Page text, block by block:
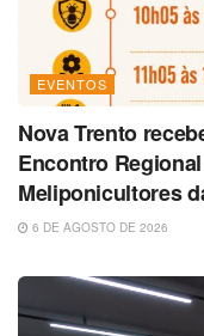
EVENTOS
Nova Trento
Encontro
Meliponicultores
6 DE AGOSTO DE 2026